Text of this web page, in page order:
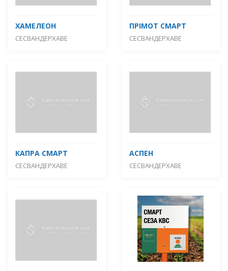
ХАМЕЛЕОН
СЕСВАНДЕРХАВЕ
ПРІМОТ СМАРТ
СЕСВАНДЕРХАВЕ
КАПРА СМАРТ
СЕСВАНДЕРХАВЕ
АСПЕН
СЕСВАНДЕРХАВЕ